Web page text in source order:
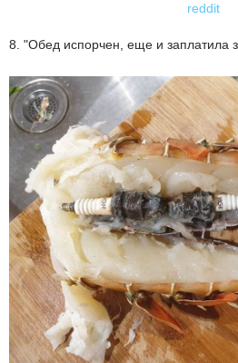
reddit
8. "Обед испорчен, еще и заплатила